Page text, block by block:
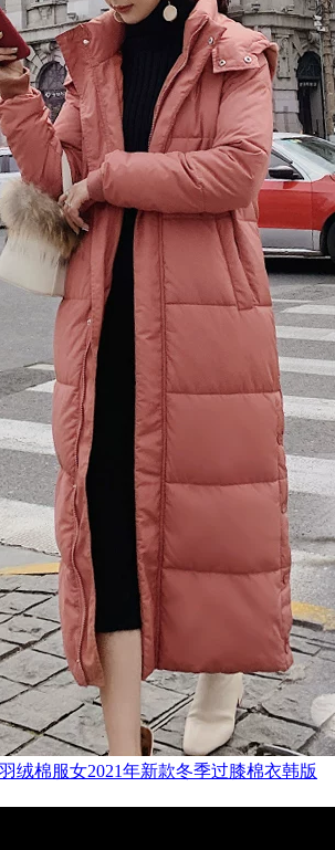
绒棉服女2021年新款冬季过膝棉衣韩版